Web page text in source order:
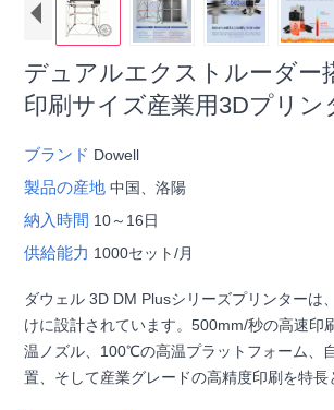
デュアルエクストルーダー
印刷サイズ産業用3Dプリン
ブランド Dowell
製品の産地中国、洛陽
納入時間 10～16日
供給能力 1000セット/月
ダウェル 3D DM Plusシリーズプリンターは
けに設計されています。500mm/秒の高速印
温ノズル、100℃の高温プラットフォーム、
置、そして産業グレードの高精度印刷を特長